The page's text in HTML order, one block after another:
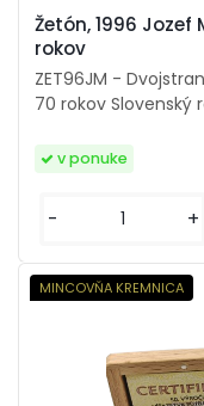
Žetón, 1996
rokov
ZET96JM -
70 rokov Slovenský
v ponuke
- +
MINCOVŇA KREMNICA